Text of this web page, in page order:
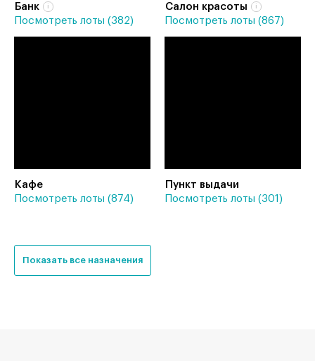
Банк
Посмотреть лоты (382)
Салон красоты
Посмотреть лоты (867)
Кафе
Посмотреть лоты (874)
Пункт выдачи
Посмотреть лоты (301)
Показать все назначения